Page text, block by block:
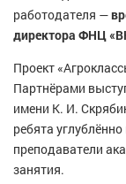
работодателя —
директора ФНЦ
Проект
Партнёрами
имени К. И.
ребята
преподаватели
занятия.